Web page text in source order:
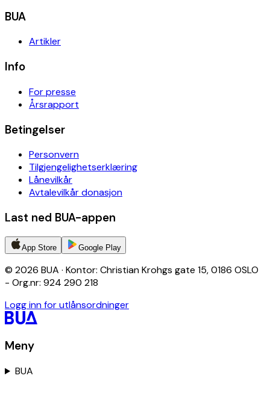
BUA
Artikler
Info
For presse
Årsrapport
Betingelser
Personvern
Tilgjengelighetserklæring
Lånevilkår
Avtalevilkår donasjon
Last ned BUA-appen
App Store Google Play
© 2026 BUA · Kontor: Christian Krohgs gate 15, 0186 OSLO
- Org.nr: 924 290 218
Logg inn for utlånsordninger
Meny
BUA